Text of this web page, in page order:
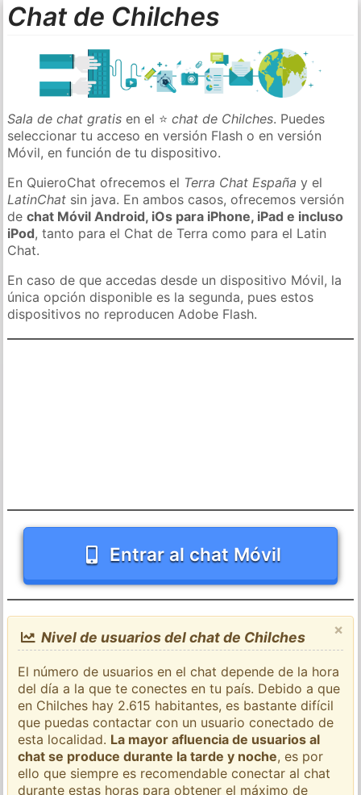
Chat de Chilches
Sala de chat gratis en el ⭐chat de Chilches. Puedes
seleccionar tu acceso en versión Flash o en versión
Móvil, en función de tu dispositivo.
En QuieroChat ofrecemos el Terra Chat España y el
LatinChat sin java. En ambos casos, ofrecemos versión
dechat Móvil Android, iOs para iPhone, iPad e incluso
iPod, tanto para el Chat de Terra como para el Latin
Chat.
En caso de que accedas desde un dispositivo Móvil, la
única opción disponible es la segunda, pues estos
dispositivos no reproducen Adobe Flash.
Entrar al chat Móvil
×
Nivel de usuarios del chat de Chilches
El número de usuarios en el chat depende de la hora
del día a la que te conectes en tu país. Debido a que
en Chilches hay 2.615 habitantes, es bastante difícil
que puedas contactar con un usuario conectado de
esta localidad. La mayor afluencia de usuarios al
chat se produce durante la tarde y noche, es por
ello que siempre es recomendable conectar al chat
durante estas horas para obtener el máximo de